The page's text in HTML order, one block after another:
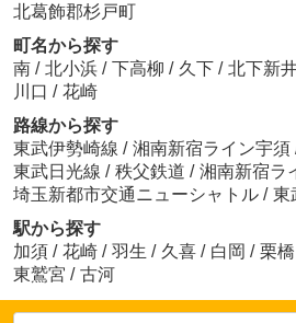
北葛飾郡杉戸町
町名から探す
南 / 北小浜 / 下高柳 / 久下 / 北下新
川口 / 花崎
路線から探す
東武伊勢崎線 / 湘南新宿ライン宇須
東武日光線 / 秩父鉄道 / 湘南新宿ラ
埼玉新都市交通ニューシャトル / 東
駅から探す
加須 / 花崎 / 羽生 / 久喜 / 白岡 / 栗橋
東鷲宮 / 古河